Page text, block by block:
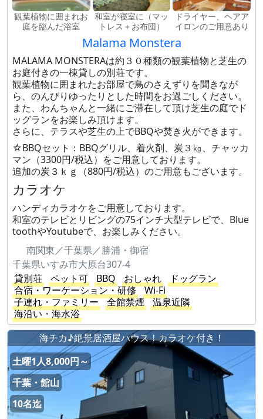
観葉植物に囲まれお
庭を臨んだ浴室
和室が寝室に（マッ
トレス＋お布団）
ドライヤー、ヘアア
イロンのご用意あり
Malama Monstera
MALAMA MONSTERAは約３０種類の観葉植物と芝生の
お庭付きの一棟貸しの別荘です。
観葉植物に囲まれたお部屋で鳥のさえずりを聞きなが
ら、のんびりゆったりとした時間をお過ごしください。
また、わんちゃんと一緒にご滞在して頂け芝生の庭でド
ッグランをお楽しみ頂けます。
さらに、テラスや芝生の上でBBQや焚き火ができます。
☆BBQセット：BBQグリル、着火剤、炭３㎏、チャッカ
マン（3300円/税込）をご用意しております。
追加の炭３ｋｇ（880円/税込）のご用意もございます。
カラオケ
ハンディカラオケをご用意しております。
和室のテレビとリビングの75インチ大型テレビで、Blue
toothやYoutubeで、お楽しみください。
南関東／千葉県／勝浦・御宿
千葉県いすみ市大原台307-4
貸別荘
ペット可 BBQ おしゃれ
ドッグラン
合宿・ワーケーション・研修
Wi-Fi
子連れ・ファミリー
全館禁煙
温泉近隣
海沿い・海水浴
海チカ♪絶景居酒屋ハウス！カラオケ付き！
土曜1人8,000円～
千葉・館山
10名迄